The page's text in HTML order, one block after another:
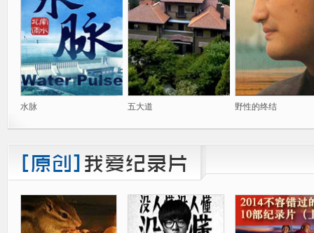
水脉 五大道 野性的终结